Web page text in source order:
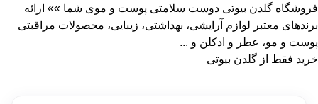
فروشگاه گلدن بیوتی دوست سلامتی پوست و موی شما »» ارائه
برندهای معتبر لوازم آرایشی، بهداشتی، زیبایی، محصولات مراقبتی
پوست و مو، عطر و ادکلن و ...
خرید فقط از گلدن بیوتی